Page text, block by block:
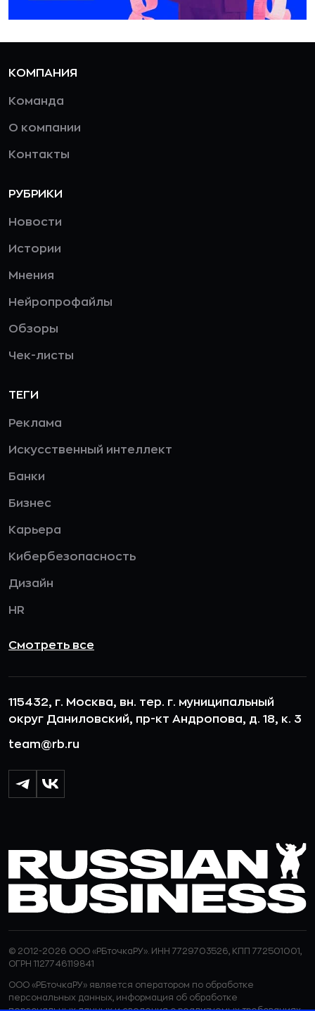
КОМПАНИЯ
Команда
О компании
Контакты
РУБРИКИ
Новости
Истории
Мнения
Нейропрофайлы
Обзоры
Чек-листы
ТЕГИ
Реклама
Искусственный интеллект
Банки
Бизнес
Карьера
Кибербезопасность
Дизайн
HR
Смотреть все
115432, г. Москва, вн. тер. г. муниципальный
округ Даниловский, пр-кт Андропова, д. 18, к. 3
team@rb.ru
© 2012-2026 ООО «РБточкаРУ». ИНН 7729703526, КПП 772501001,
ОГРН 1127746119841
ООО «РБточкаРУ» является оператором по обработке
персональных данных, информация об обработке